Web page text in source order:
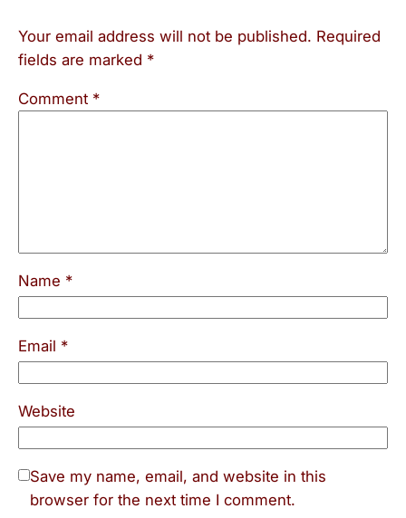
Your email address will not be published. Required
fields are marked *
Comment *
Name *
Email *
Website
Save my name, email, and website in this
browser for the next time I comment.